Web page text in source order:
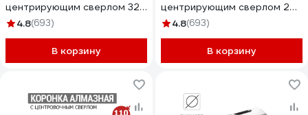
центрирующим сверлом 32
мм Diamond Industrial
4.8(693)
В корзину
центрирующим сверлом 20
мм Diamond Industrial
4.8(693)
В корзину